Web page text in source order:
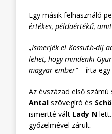
Egy másik felhasználó
értékes, példaértékű,
„Ismerjék el Kossuth-díj
lehet, hogy mindenki
magyar ember”– írta egy
Az évszázad első
Antal szövegíró és
ismertté vált Lady N
győzelmével zárult.